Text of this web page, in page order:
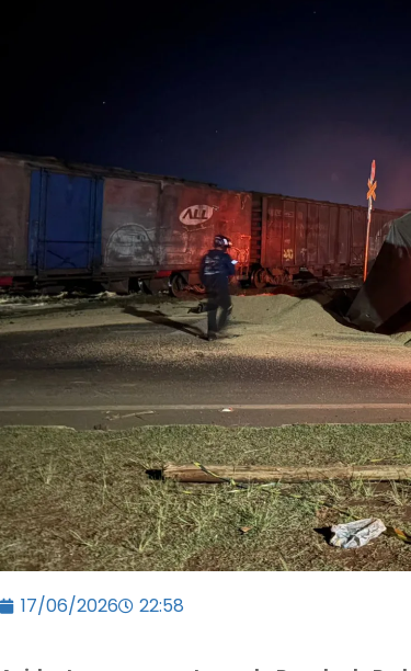
17/06/2026 22:58